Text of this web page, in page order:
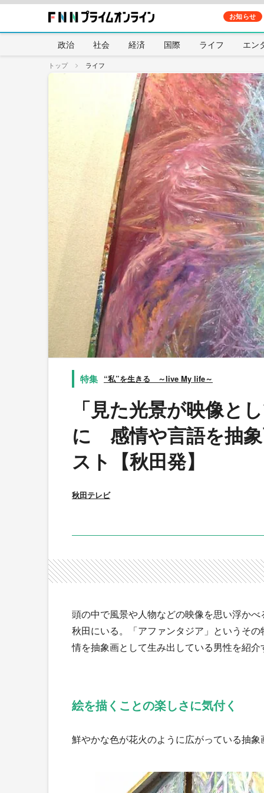
お知らせ
政治 社会 経済 国際 ライフ エン
トップ ライフ
“私”を生きる ～live My life～
「見た光景が映像と
に 感情や言語を抽
スト【秋田発】
秋田テレビ
頭の中で風景や人物などの映像を思い浮か
秋田にいる。「アファンタジア」というそ
情を抽象画として生み出している男性を紹介
絵を描くことの楽しさに気付く
鮮やかな色が花火のように広がっている抽象